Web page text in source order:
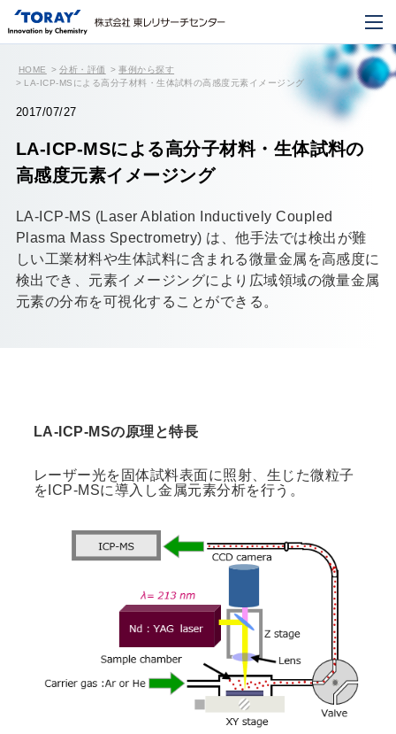
HOME 分析・評価
事例から探す
LA-ICP-MSによる高分子材料・生体試料の高感度元素イメージング
2017/07/27
LA-ICP-MSによる高分子材料・生体試料の
高感度元素イメージング
LA-ICP-MS (Laser Ablation Inductively Coupled
Plasma Mass Spectrometry) は、他手法では検出が難
しい工業材料や生体試料に含まれる微量金属を高感度に
検出でき、元素イメージングにより広域領域の微量金属
元素の分布を可視化することができる。
LA-ICP-MSの原理と特長
レーザー光を固体試料表面に照射、生じた微粒子
をICP-MSに導入し金属元素分析を行う。